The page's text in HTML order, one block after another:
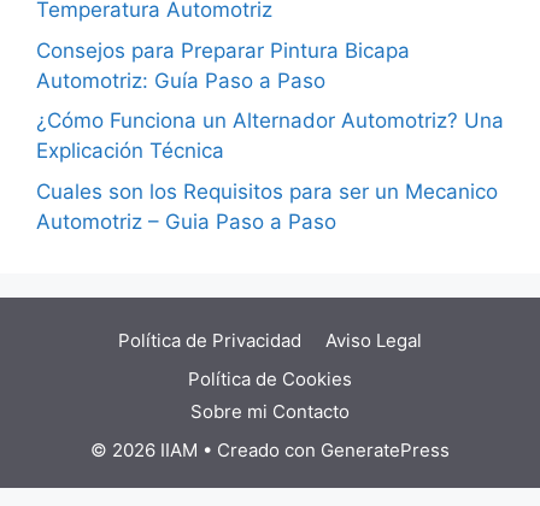
Temperatura Automotriz
Consejos para Preparar Pintura Bicapa
Automotriz: Guía Paso a Paso
¿Cómo Funciona un Alternador Automotriz? Una
Explicación Técnica
Cuales son los Requisitos para ser un Mecanico
Automotriz – Guia Paso a Paso
Política de Privacidad
Aviso Legal
Política de Cookies
Sobre mi Contacto
© 2026 IIAM • Creado con GeneratePress